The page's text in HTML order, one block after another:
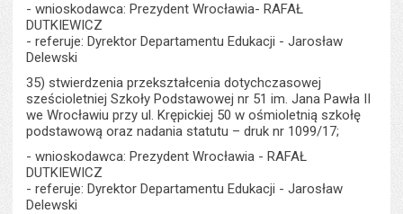
- wnioskodawca: Prezydent Wrocławia- RAFAŁ
DUTKIEWICZ
- referuje: Dyrektor Departamentu Edukacji - Jarosław
Delewski
35) stwierdzenia przekształcenia dotychczasowej
sześcioletniej Szkoły Podstawowej nr 51 im. Jana Pawła II
we Wrocławiu przy ul. Krępickiej 50 w ośmioletnią szkołę
podstawową oraz nadania statutu – druk nr 1099/17;
- wnioskodawca: Prezydent Wrocławia - RAFAŁ
DUTKIEWICZ
- referuje: Dyrektor Departamentu Edukacji - Jarosław
Delewski